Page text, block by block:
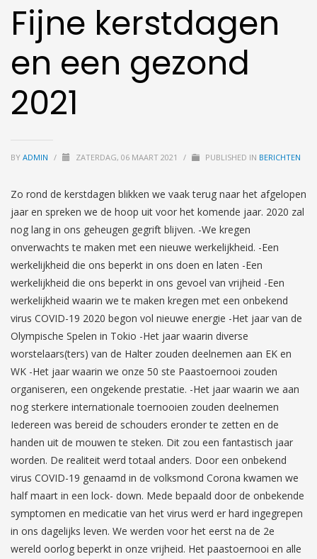
Fijne kerstdagen
en een gezond
2021
BY ADMIN / ZATERDAG, 06 MAART 2021 / PUBLISHED IN BERICHTEN
Zo rond de kerstdagen blikken we vaak terug naar het afgelopen
jaar en spreken we de hoop uit voor het komende jaar. 2020 zal
nog lang in ons geheugen gegrift blijven. -We kregen
onverwachts te maken met een nieuwe werkelijkheid. -Een
werkelijkheid die ons beperkt in ons doen en laten -Een
werkelijkheid die ons beperkt in ons gevoel van vrijheid -Een
werkelijkheid waarin we te maken kregen met een onbekend
virus COVID-19 2020 begon vol nieuwe energie -Het jaar van de
Olympische Spelen in Tokio -Het jaar waarin diverse
worstelaars(ters) van de Halter zouden deelnemen aan EK en
WK -Het jaar waarin we onze 50 ste Paastoernooi zouden
organiseren, een ongekende prestatie. -Het jaar waarin we aan
nog sterkere internationale toernooien zouden deelnemen
Iedereen was bereid de schouders eronder te zetten en de
handen uit de mouwen te steken. Dit zou een fantastisch jaar
worden. De realiteit werd totaal anders. Door een onbekend
virus COVID-19 genaamd in de volksmond Corona kwamen we
half maart in een lock- down. Mede bepaald door de onbekende
symptomen en medicatie van het virus werd er hard ingegrepen
in ons dagelijks leven. We werden voor het eerst na de 2e
wereld oorlog beperkt in onze vrijheid. Het paastoernooi en alle